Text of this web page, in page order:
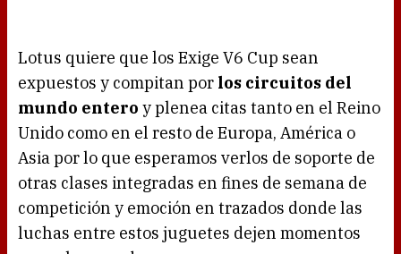
Lotus quiere que los Exige V6 Cup sean
expuestos y compitan por los circuitos del
mundo entero y plenea citas tanto en el Reino
Unido como en el resto de Europa, América o
Asia por lo que esperamos verlos de soporte de
otras clases integradas en fines de semana de
competición y emoción en trazados donde las
luchas entre estos juguetes dejen momentos